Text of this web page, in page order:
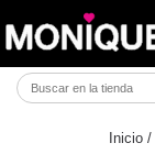
Inicio /